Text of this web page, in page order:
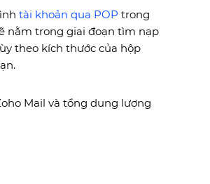
tài khoản qua POP trong
nằm trong giai đoạn tìm nạp
theo kích thước của hộp
Mail và tổng dung lượng